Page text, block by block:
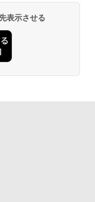
表示させる